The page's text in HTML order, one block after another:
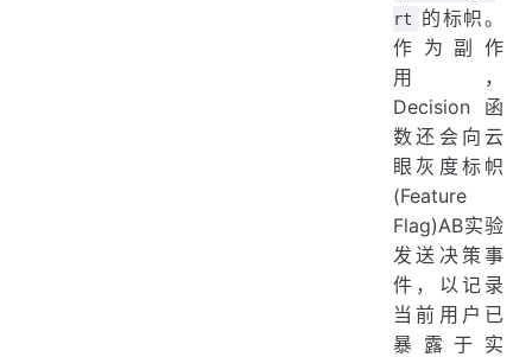
rt
的标帜。
作为副作
用，
Decision函
数还会向云
眼灰度标帜
(Feature
Flag)AB实验
发送决策事
件，以记录
当前用户已
暴露于实